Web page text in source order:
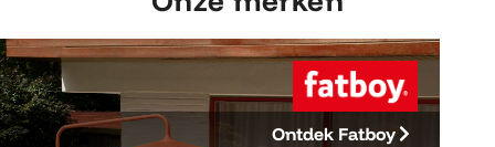
Ontdek Fatboy